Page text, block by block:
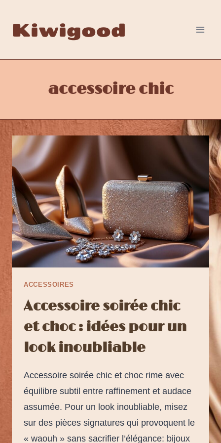
contenu
Kiwigood
accessoire chic
ACCESSOIRES
Accessoire soirée chic
et choc : idées pour un
look inoubliable
Accessoire soirée chic et choc rime avec
équilibre subtil entre raffinement et audace
assumée. Pour un look inoubliable, misez
sur des pièces signatures qui provoquent le
« waouh » sans sacrifier l’élégance: bijoux